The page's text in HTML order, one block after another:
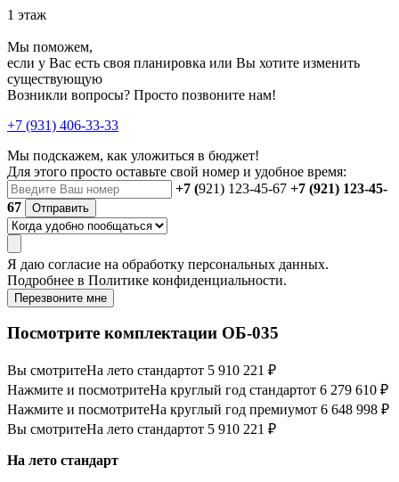
1 этаж
Мы поможем,
если у Вас есть своя планировка или Вы хотите изменить
существующую
Возникли вопросы? Просто позвоните нам!
+7 (931) 406-33-33
Мы подскажем, как уложиться в бюджет!
Для этого просто оставьте свой номер и удобное время:
+7 (921) 123-45-67 +7 (921) 123-45-
67
Отправить
Я даю согласие на обработку персональных данных.
Подробнее в Политике конфиденциальности.
Перезвоните мне
Посмотрите комплектации ОБ-035
Вы смотритеНа лето стандартот 5 910 221 ₽
Нажмите и посмотритеНа круглый год стандартот 6 279 610 ₽
Нажмите и посмотритеНа круглый год премиумот 6 648 998 ₽
Вы смотритеНа лето стандартот 5 910 221 ₽
На лето стандарт